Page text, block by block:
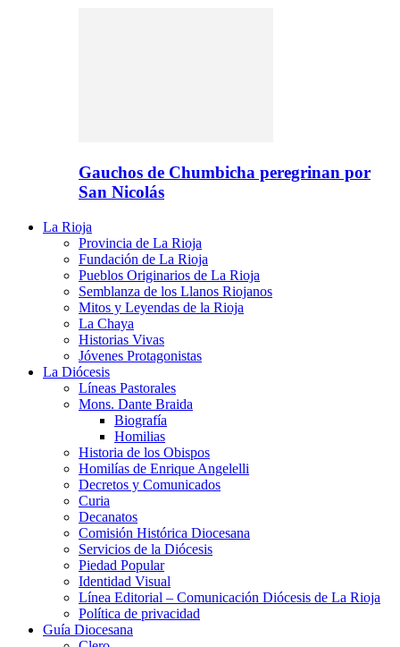
Gauchos de Chumbicha peregrinan por
San Nicolás
La Rioja
Provincia de La Rioja
Fundación de La Rioja
Pueblos Originarios de La Rioja
Semblanza de los Llanos Riojanos
Mitos y Leyendas de la Rioja
La Chaya
Historias Vivas
Jóvenes Protagonistas
La Diócesis
Líneas Pastorales
Mons. Dante Braida
Biografía
Homilias
Historia de los Obispos
Homilías de Enrique Angelelli
Decretos y Comunicados
Curia
Decanatos
Comisión Histórica Diocesana
Servicios de la Diócesis
Piedad Popular
Identidad Visual
Línea Editorial – Comunicación Diócesis de La Rioja
Política de privacidad
Guía Diocesana